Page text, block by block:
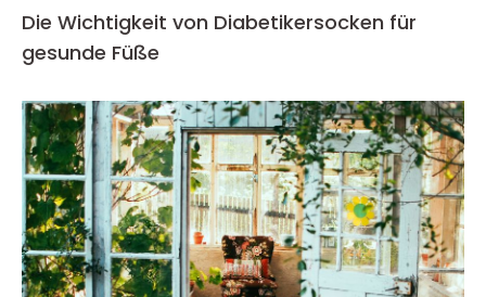
Die Wichtigkeit von Diabetikersocken für
gesunde Füße